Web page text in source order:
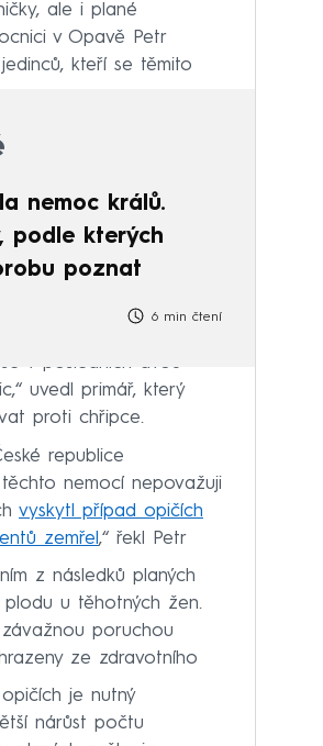
ale i plané
v Opavě Petr
kteří se těmito
nemoc králů.
podle kterých
poznat
6 min čtení
v posledních dvou
uvedl primář, který
proti chřipce.
republice
nemocí nepovažuji
vyskytl případ opičích
zemřel ,“ řekl Petr
z následků planých
u těhotných žen.
poruchou
ze zdravotního
je nutný
nárůst počtu